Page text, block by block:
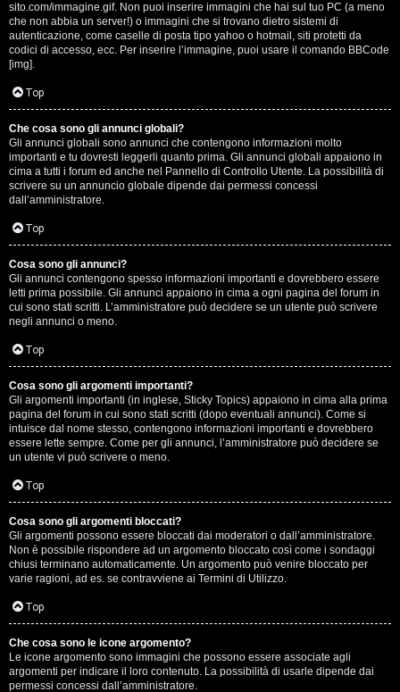
sito.com/immagine.gif. Non puoi inserire immagini che hai sul tuo PC (a meno
che non abbia un server!) o immagini che si trovano dietro sistemi di
autenticazione, come caselle di posta tipo yahoo o hotmail, siti protetti da
codici di accesso, ecc. Per inserire l’immagine, puoi usare il comando BBCode
[img].
Top
Che cosa sono gli annunci globali?
Gli annunci globali sono annunci che contengono informazioni molto
importanti e tu dovresti leggerli quanto prima. Gli annunci globali appaiono in
cima a tutti i forum ed anche nel Pannello di Controllo Utente. La possibilità di
scrivere su un annuncio globale dipende dai permessi concessi
dall’amministratore.
Top
Cosa sono gli annunci?
Gli annunci contengono spesso informazioni importanti e dovrebbero essere
letti prima possibile. Gli annunci appaiono in cima a ogni pagina del forum in
cui sono stati scritti. L’amministratore può decidere se un utente può scrivere
negli annunci o meno.
Top
Cosa sono gli argomenti importanti?
Gli argomenti importanti (in inglese, Sticky Topics) appaiono in cima alla prima
pagina del forum in cui sono stati scritti (dopo eventuali annunci). Come si
intuisce dal nome stesso, contengono informazioni importanti e dovrebbero
essere lette sempre. Come per gli annunci, l’amministratore può decidere se
un utente vi può scrivere o meno.
Top
Cosa sono gli argomenti bloccati?
Gli argomenti possono essere bloccati dai moderatori o dall’amministratore.
Non è possibile rispondere ad un argomento bloccato così come i sondaggi
chiusi terminano automaticamente. Un argomento può venire bloccato per
varie ragioni, ad es. se contravviene ai Termini di Utilizzo.
Top
Che cosa sono le icone argomento?
Le icone argomento sono immagini che possono essere associate agli
argomenti per indicare il loro contenuto. La possibilità di usarle dipende dai
permessi concessi dall’amministratore.
C
o
s
a
c
i
p
i
a
c
e
e
c
o
s
a
n
o
n
c
i
p